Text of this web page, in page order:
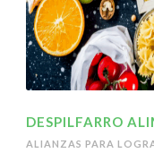
DESPILFARRO
ALIANZAS PARA